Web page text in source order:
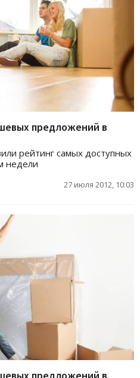
предложений в
рейтинг самых доступных
недели
27 июля 2012, 10:03